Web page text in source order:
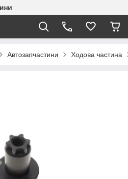
Автозапчастини Ходова частина